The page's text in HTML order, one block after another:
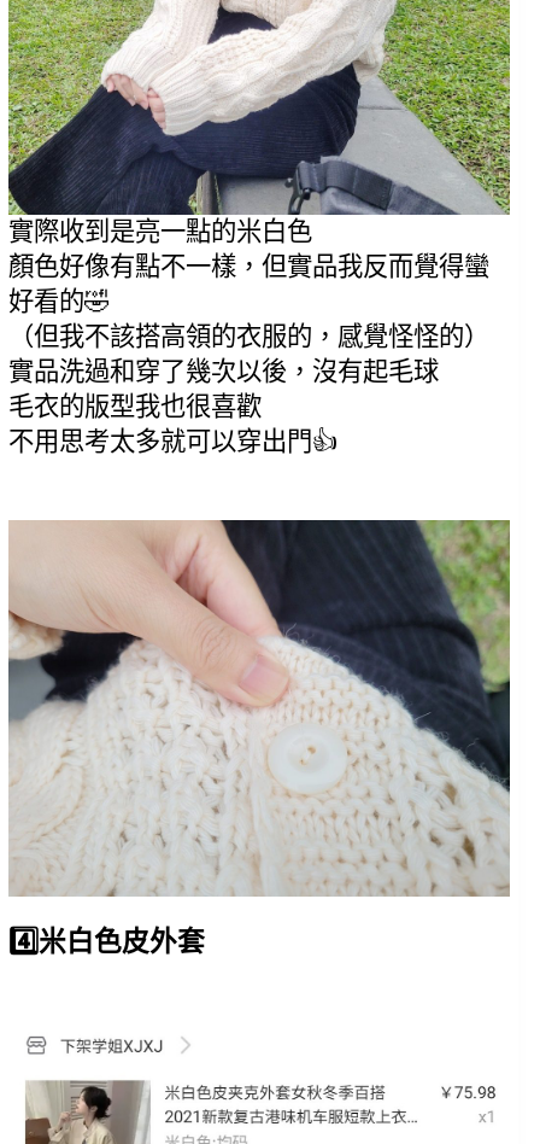
實際收到是亮一點的米白色
顏色好像有點不一樣，但實品我反而覺得蠻
好看的🤣
（但我不該搭高領的衣服的，感覺怪怪的）
實品洗過和穿了幾次以後，沒有起毛球
毛衣的版型我也很喜歡
不用思考太多就可以穿出門👍
4️⃣米白色皮外套